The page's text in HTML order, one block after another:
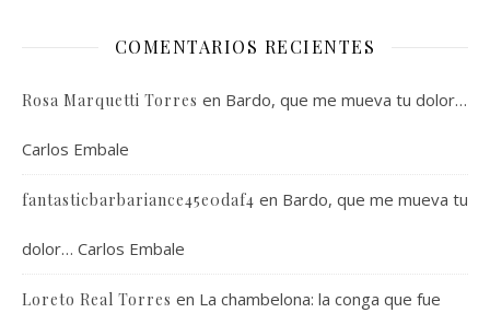
COMENTARIOS RECIENTES
Rosa Marquetti Torres en Bardo, que me mueva tu dolor…
Carlos Embale
fantasticbarbariance45e0daf4 en Bardo, que me mueva tu
dolor… Carlos Embale
Loreto Real Torres en La chambelona: la conga que fue